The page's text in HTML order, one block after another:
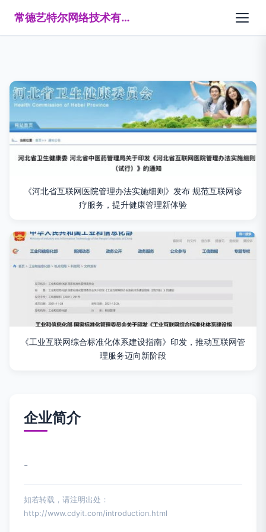
常德艺特尔网络技术有限公司
《河北省互联网医院管理办法实施细则》发布 规范互联网诊
疗服务，提升健康管理新体验
《工业互联网综合标准化体系建设指南》印发，推动互联网管
理服务迈向新阶段
企业简介
-
如若转载，请注明出处：
http://www.cdyit.com/introduction.html